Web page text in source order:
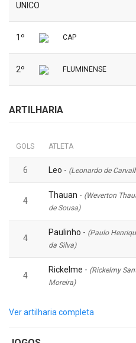
UNICO
1º CAP
2º FLUMINENSE
ARTILHARIA
GOLS ATLETA
6 Leo - (Leonardo de
4
Thauan - (Weverton
de Sousa)
4
Paulinho - (Paulo
da Silva)
4
Rickelme - (Rickelmy
Moreira)
Ver artilharia completa